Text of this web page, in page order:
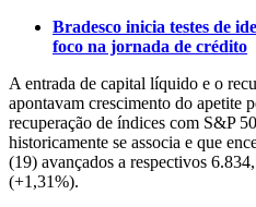
Bradesco inicia testes de
foco na jornada de crédito
A entrada de capital líquido e o
apontavam crescimento do apetite
recuperação de índices com S&P
historicamente se associa e que
(19) avançados a respectivos
(+1,31%).